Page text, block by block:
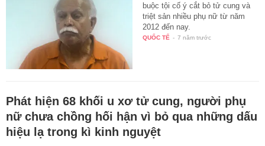
buộc tội cố ý cắt bỏ tử cung và
triệt sản nhiều phụ nữ từ năm
2012 đến nay.
QUỐC TẾ - 7 năm trước
Phát hiện 68 khối u xơ tử cung, người phụ
nữ chưa chồng hối hận vì bỏ qua những dấu
hiệu lạ trong kì kinh nguyệt